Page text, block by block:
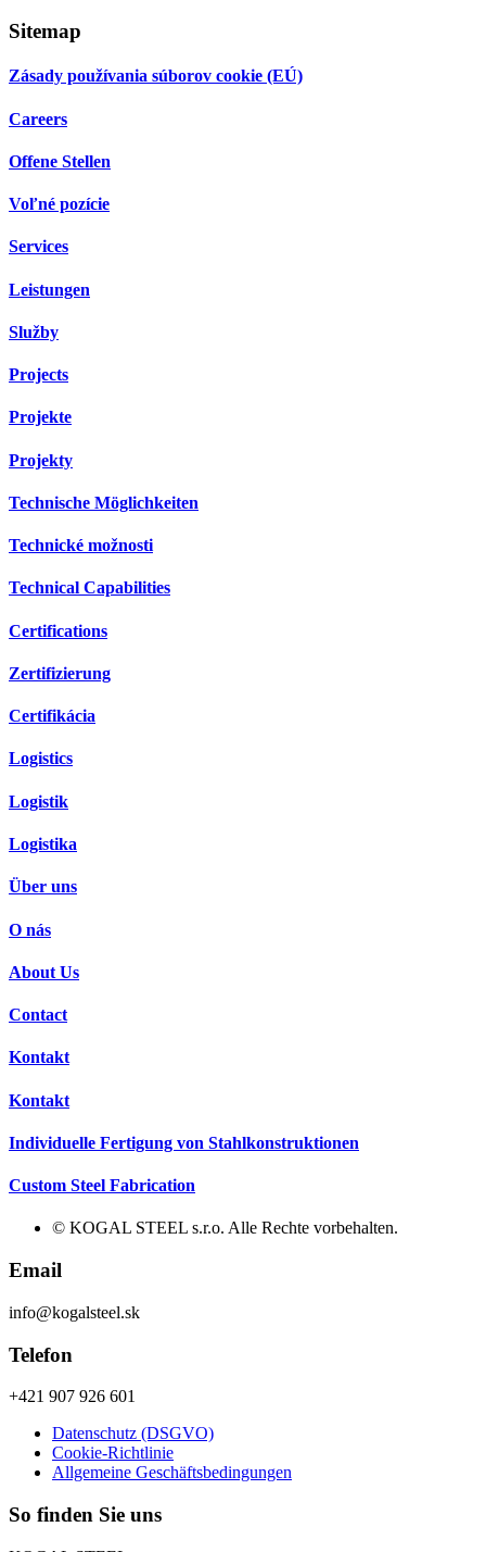
Sitemap
Zásady používania súborov cookie (EÚ)
Careers
Offene Stellen
Voľné pozície
Services
Leistungen
Služby
Projects
Projekte
Projekty
Technische Möglichkeiten
Technické možnosti
Technical Capabilities
Certifications
Zertifizierung
Certifikácia
Logistics
Logistik
Logistika
Über uns
O nás
About Us
Contact
Kontakt
Kontakt
Individuelle Fertigung von Stahlkonstruktionen
Custom Steel Fabrication
© KOGAL STEEL s.r.o. Alle Rechte vorbehalten.
Email
info@kogalsteel.sk
Telefon
+421 907 926 601
Datenschutz (DSGVO)
Cookie-Richtlinie
Allgemeine Geschäftsbedingungen
So finden Sie uns